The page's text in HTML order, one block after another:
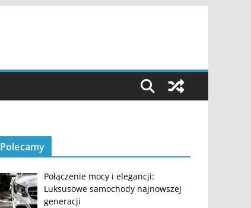
Polecamy
Połączenie mocy i elegancji:
Luksusowe samochody najnowszej
generacji